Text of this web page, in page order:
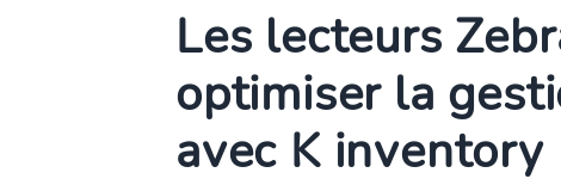
Les lecteurs
optimiser la
avec K inventory